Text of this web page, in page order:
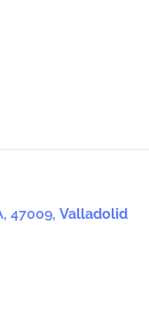
47009, Valladolid